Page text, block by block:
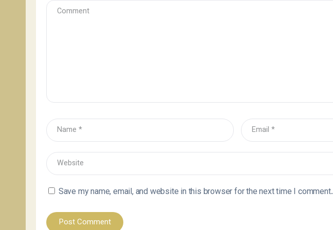
Save my name, email, and website in this browser for the next time I comment.